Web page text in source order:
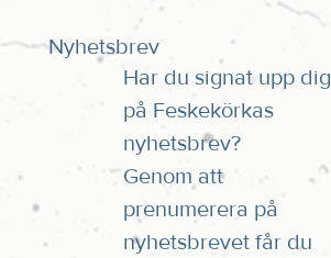
Nyhetsbrev
Har du signat upp dig
på Feskekörkas
nyhetsbrev?
Genom att
prenumerera på
nyhetsbrevet får du